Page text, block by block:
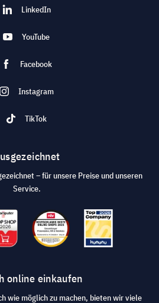
LinkedIn
YouTube
Facebook
Instagram
TikTok
– für unsere Preise und unseren
Service.
online einkaufen
wie möglich zu machen, bieten wir viele